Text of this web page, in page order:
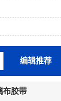
板保护、线圈缠
品胶水配方不佳，
高温胶带（铁氟
色/黑色，表面极其
可达 260°C -
性极好，本身就
几乎绝对不留残
口机、熨斗底板、
。缺点是强度较
性价比选择（中
编辑推荐
布胶带